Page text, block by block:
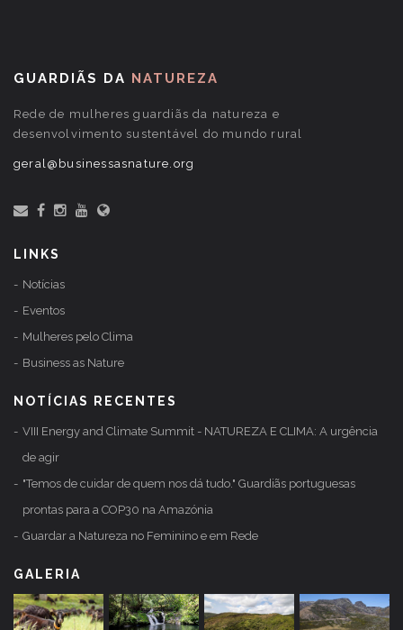
GUARDIÃS DA NATUREZA
Rede de mulheres guardiãs da natureza e
desenvolvimento sustentável do mundo rural
geral@businessasnature.org
LINKS
Notícias
Eventos
Mulheres pelo Clima
Business as Nature
NOTÍCIAS RECENTES
VIII Energy and Climate Summit - NATUREZA E CLIMA: A urgência
de agir
"Temos de cuidar de quem nos dá tudo." Guardiãs portuguesas
prontas para a COP30 na Amazónia
Guardar a Natureza no Feminino e em Rede
GALERIA